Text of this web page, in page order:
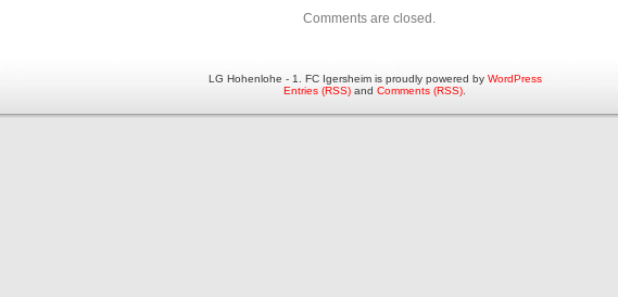
Comments are closed.
LG Hohenlohe - 1. FC Igersheim is proudly powered by WordPress
Entries (RSS) and Comments (RSS)